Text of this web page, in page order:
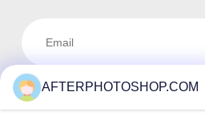
AFTERPHOTOSHOP.COM